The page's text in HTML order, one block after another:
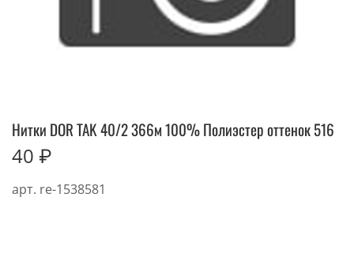
арт. re-1538581
Нитки DOR TAK 40/2 366м 100% Полиэстер оттенок 516
40 ₽